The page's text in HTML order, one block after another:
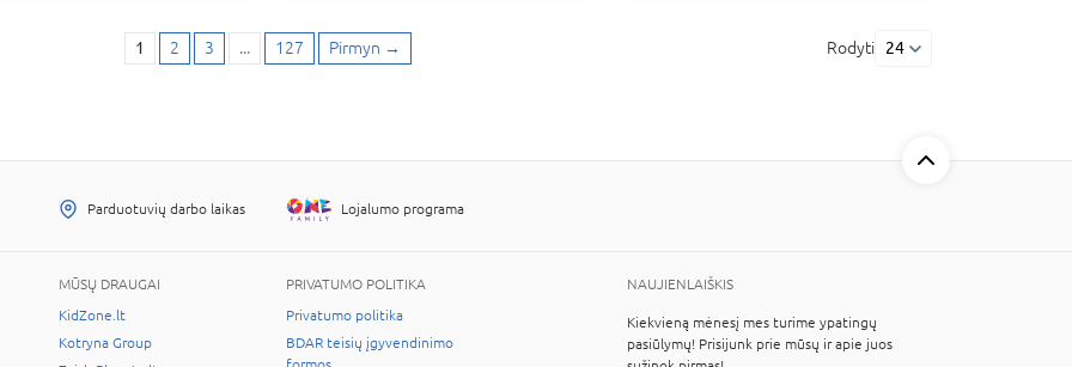
1 2 3 ... 127 Pirmyn → Rodyti 24
Parduotuvių darbo laikas Lojalumo programa
MŪSŲ DRAUGAI
KidZone.lt
Kotryna Group
PRIVATUMO POLITIKA
Privatumo politika
BDAR teisių įgyvendinimo
NAUJIENLAIŠKIS
Kiekvieną mėnesį mes turime ypatingų
pasiūlymų! Prisijunk prie mūsų ir apie juos